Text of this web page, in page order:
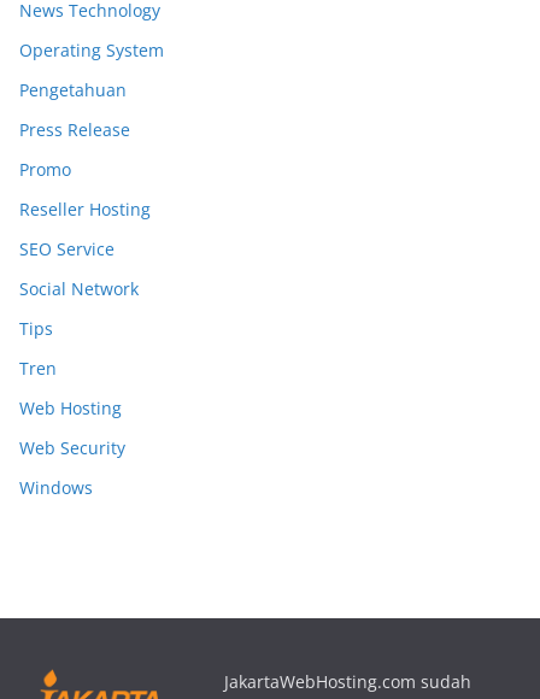
News Technology
Operating System
Pengetahuan
Press Release
Promo
Reseller Hosting
SEO Service
Social Network
Tips
Tren
Web Hosting
Web Security
Windows
JakartaWebHosting.com sudah